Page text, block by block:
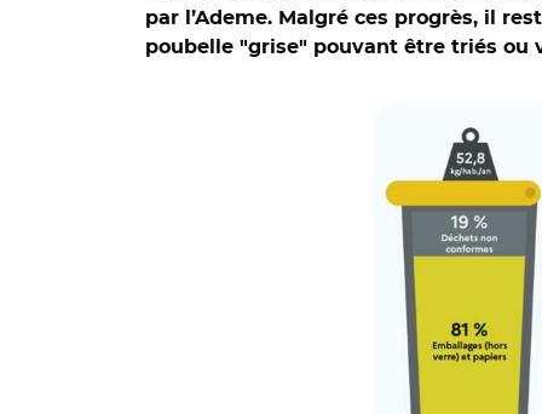
par l’Ademe. Malgré ces progrès, il
poubelle "grise" pouvant être triés ou